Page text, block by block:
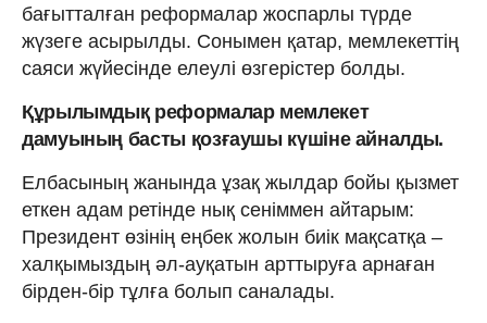
бағытталған реформалар жоспарлы түрде
жүзеге асырылды. Сонымен қатар, мемлекеттің
саяси жүйесінде елеулі өзгерістер болды.
Құрылымдық реформалар мемлекет
дамуының басты қозғаушы күшіне айналды.
Елбасының жанында ұзақ жылдар бойы қызмет
еткен адам ретінде нық сеніммен айтарым:
Президент өзінің еңбек жолын биік мақсатқа –
халқымыздың әл-ауқатын арттыруға арнаған
бірден-бір тұлға болып саналады.